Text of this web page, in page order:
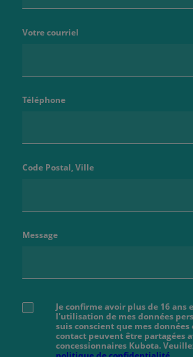
Votre courriel
Téléphone
Code Postal, Ville
Message
Je confirme avoir plus de 16 ans
l'utilisation de mes données
suis conscient que mes
contact peuvent être partagées
concessionnaires Kubota.